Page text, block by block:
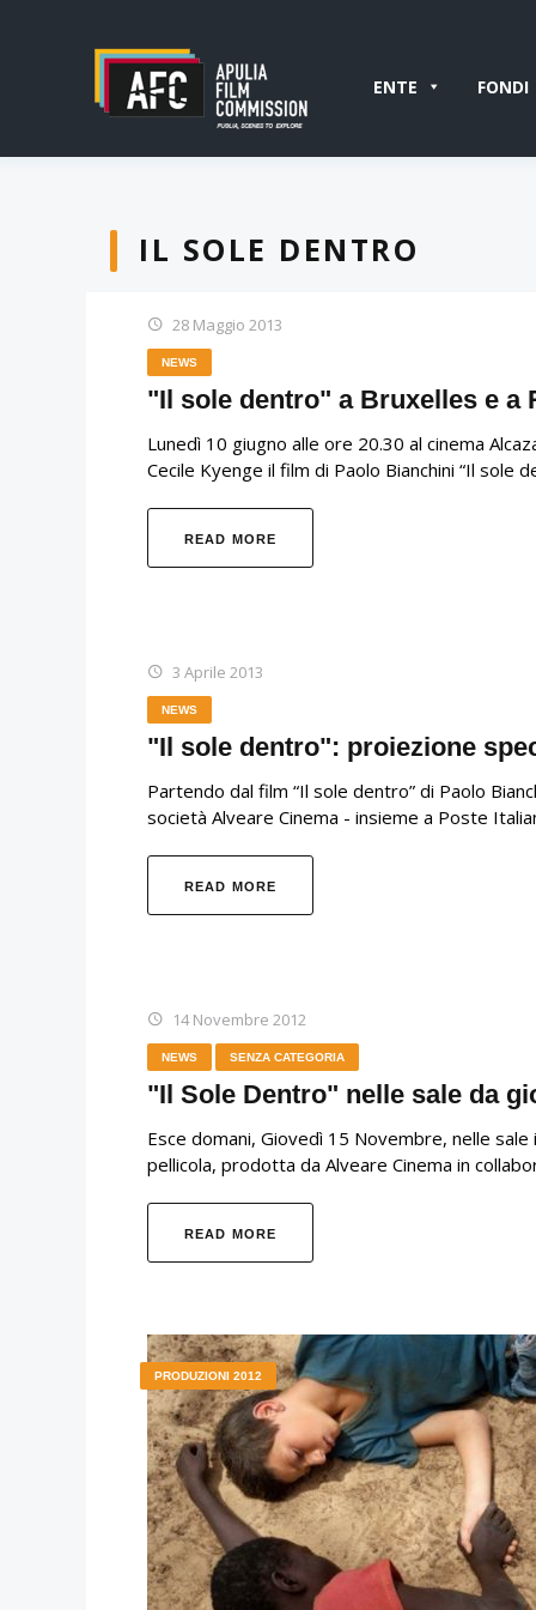
ENTE FONDI
IL SOLE DENTRO
28 Maggio 2013
NEWS
"Il sole dentro" a Bruxelles e a
Lunedì 10 giugno alle ore 20.30 al cinema
Cecile Kyenge il film di Paolo Bianchini “Il sole
READ MORE
3 Aprile 2013
NEWS
"Il sole dentro": proiezione
Partendo dal film “Il sole dentro” di Paolo
società Alveare Cinema - insieme a Poste
READ MORE
14 Novembre 2012
NEWS SENZA CATEGORIA
"Il Sole Dentro" nelle sale da
Esce domani, Giovedì 15 Novembre, nelle
pellicola, prodotta da Alveare Cinema in
READ MORE
PRODUZIONI 2012